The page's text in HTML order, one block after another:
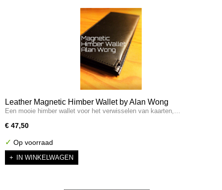
Leather Magnetic Himber Wallet by Alan Wong
Een mooie himber wallet voor het verwisselen van kaarten,…
€ 47,50
✓ Op voorraad
IN WINKELWAGEN